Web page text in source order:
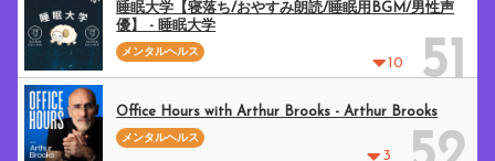
10 51
睡眠大学【寝落ち/おやすみ朗読/睡眠用BGM/男性声
優】 - 睡眠大学
メンタルヘルス
3
Office Hours with Arthur Brooks - Arthur Brooks
メンタルヘルス